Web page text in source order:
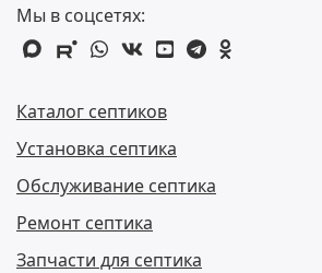
Мы в соцсетях:
max rutubewhatsapp
vk youtube
telegramodnoklassniki
Каталог септиков
Установка септика
Обслуживание септика
Ремонт септика
Запчасти для септика